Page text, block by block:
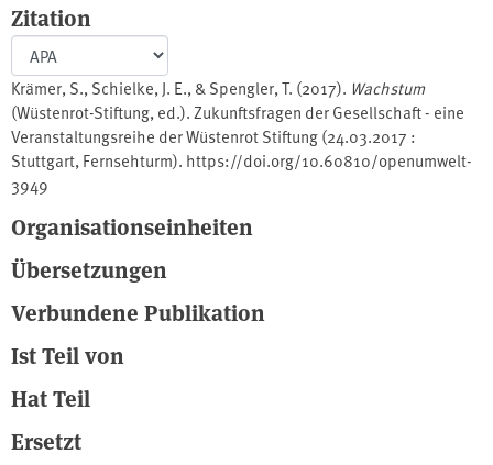
Zitation
Krämer, S., Schielke, J. E., & Spengler, T. (2017). Wachstum
(Wüstenrot-Stiftung, ed.). Zukunftsfragen der Gesellschaft - eine
Veranstaltungsreihe der Wüstenrot Stiftung (24.03.2017 :
Stuttgart, Fernsehturm). https://doi.org/10.60810/openumwelt-
3949
Organisationseinheiten
Übersetzungen
Verbundene Publikation
Ist Teil von
Hat Teil
Ersetzt